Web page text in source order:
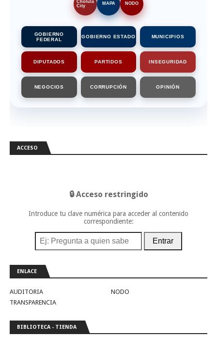
Cholula
City
MAPA NODO
GOBIERNO
FEDERAL
GOBIERNO ESTADO MUNICIPIOS
DIPUTADOS PARTIDOS INSEGURIDAD
NEGOCIOS CORRUPCIÓN OPINIÓN
ACCESO
🔒 Acceso restringido
Introduce tu clave numérica para acceder al contenido
correspondiente:
Entrar
ENLACE
AUDITORIA
NODO
TRANSPARENCIA
BIBLIOTECA - TIENDA